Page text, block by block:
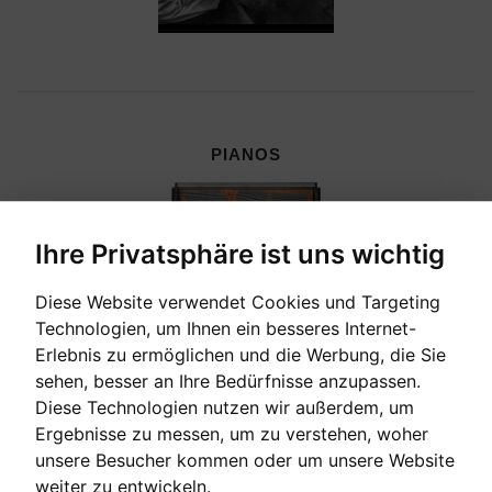
Ihre Privatsphäre ist uns wichtig
Diese Website verwendet Cookies und Targeting
Technologien, um Ihnen ein besseres Internet-
Erlebnis zu ermöglichen und die Werbung, die Sie
sehen, besser an Ihre Bedürfnisse anzupassen.
Diese Technologien nutzen wir außerdem, um
Ergebnisse zu messen, um zu verstehen, woher
unsere Besucher kommen oder um unsere Website
weiter zu entwickeln.
PIANOS
CEMBALI, CELESTEN & HARMONIEN